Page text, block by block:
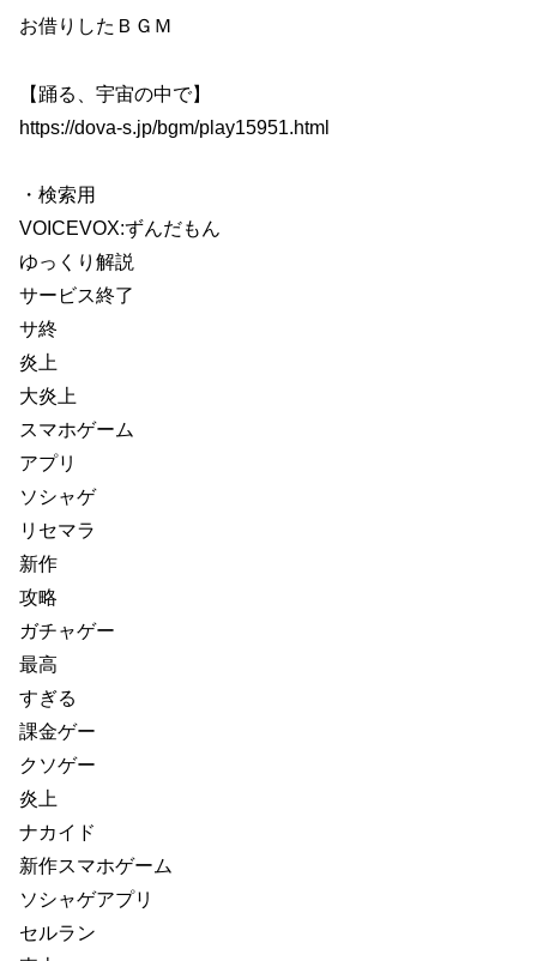
お借りしたＢＧＭ
【踊る、宇宙の中で】
https://dova-s.jp/bgm/play15951.html
・検索用
VOICEVOX:ずんだもん
ゆっくり解説
サービス終了
サ終
炎上
大炎上
スマホゲーム
アプリ
ソシャゲ
リセマラ
新作
攻略
ガチャゲー
最高
すぎる
課金ゲー
クソゲー
炎上
ナカイド
新作スマホゲーム
ソシャゲアプリ
セルラン